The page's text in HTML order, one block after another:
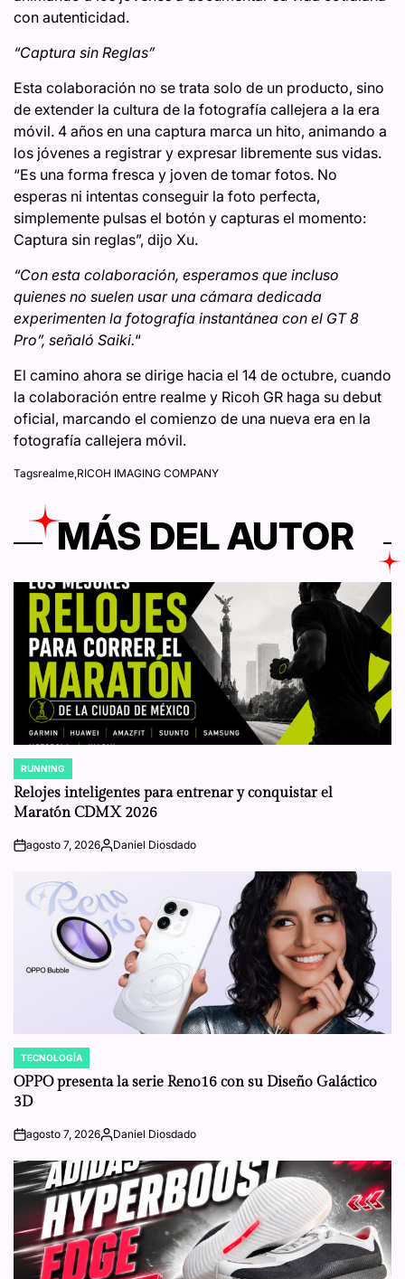
con autenticidad.
“Captura sin Reglas”
Esta colaboración no se trata solo de un producto, sino
de extender la cultura de la fotografía callejera a la era
móvil. 4 años en una captura marca un hito, animando a
los jóvenes a registrar y expresar libremente sus vidas.
“Es una forma fresca y joven de tomar fotos. No
esperas ni intentas conseguir la foto perfecta,
simplemente pulsas el botón y capturas el momento:
Captura sin reglas”, dijo Xu.
“Con esta colaboración, esperamos que incluso
quienes no suelen usar una cámara dedicada
experimenten la fotografía instantánea con el GT 8
Pro”, señaló Saiki.“
El camino ahora se dirige hacia el 14 de octubre, cuando
la colaboración entre realme y Ricoh GR haga su debut
oficial, marcando el comienzo de una nueva era en la
fotografía callejera móvil.
Tagsrealme,RICOH IMAGING COMPANY
MÁS DEL AUTOR
POSTED
IN
RUNNING
Relojes inteligentes para entrenar y conquistar el
Maratón CDMX 2026
onagosto 7, 2026Posted
Daniel Diosdado
POSTED
IN
TECNOLOGÍA
OPPO presenta la serie Reno16 con su Diseño Galáctico
3D
onagosto 7, 2026Posted
Daniel Diosdado